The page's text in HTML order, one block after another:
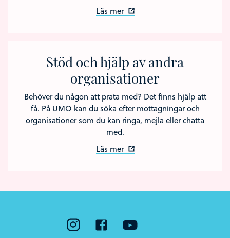
Läs mer
Stöd och hjälp av andra
organisationer
Behöver du någon att prata med? Det finns hjälp att
få. På UMO kan du söka efter mottagningar och
organisationer som du kan ringa, mejla eller chatta
med.
Läs mer